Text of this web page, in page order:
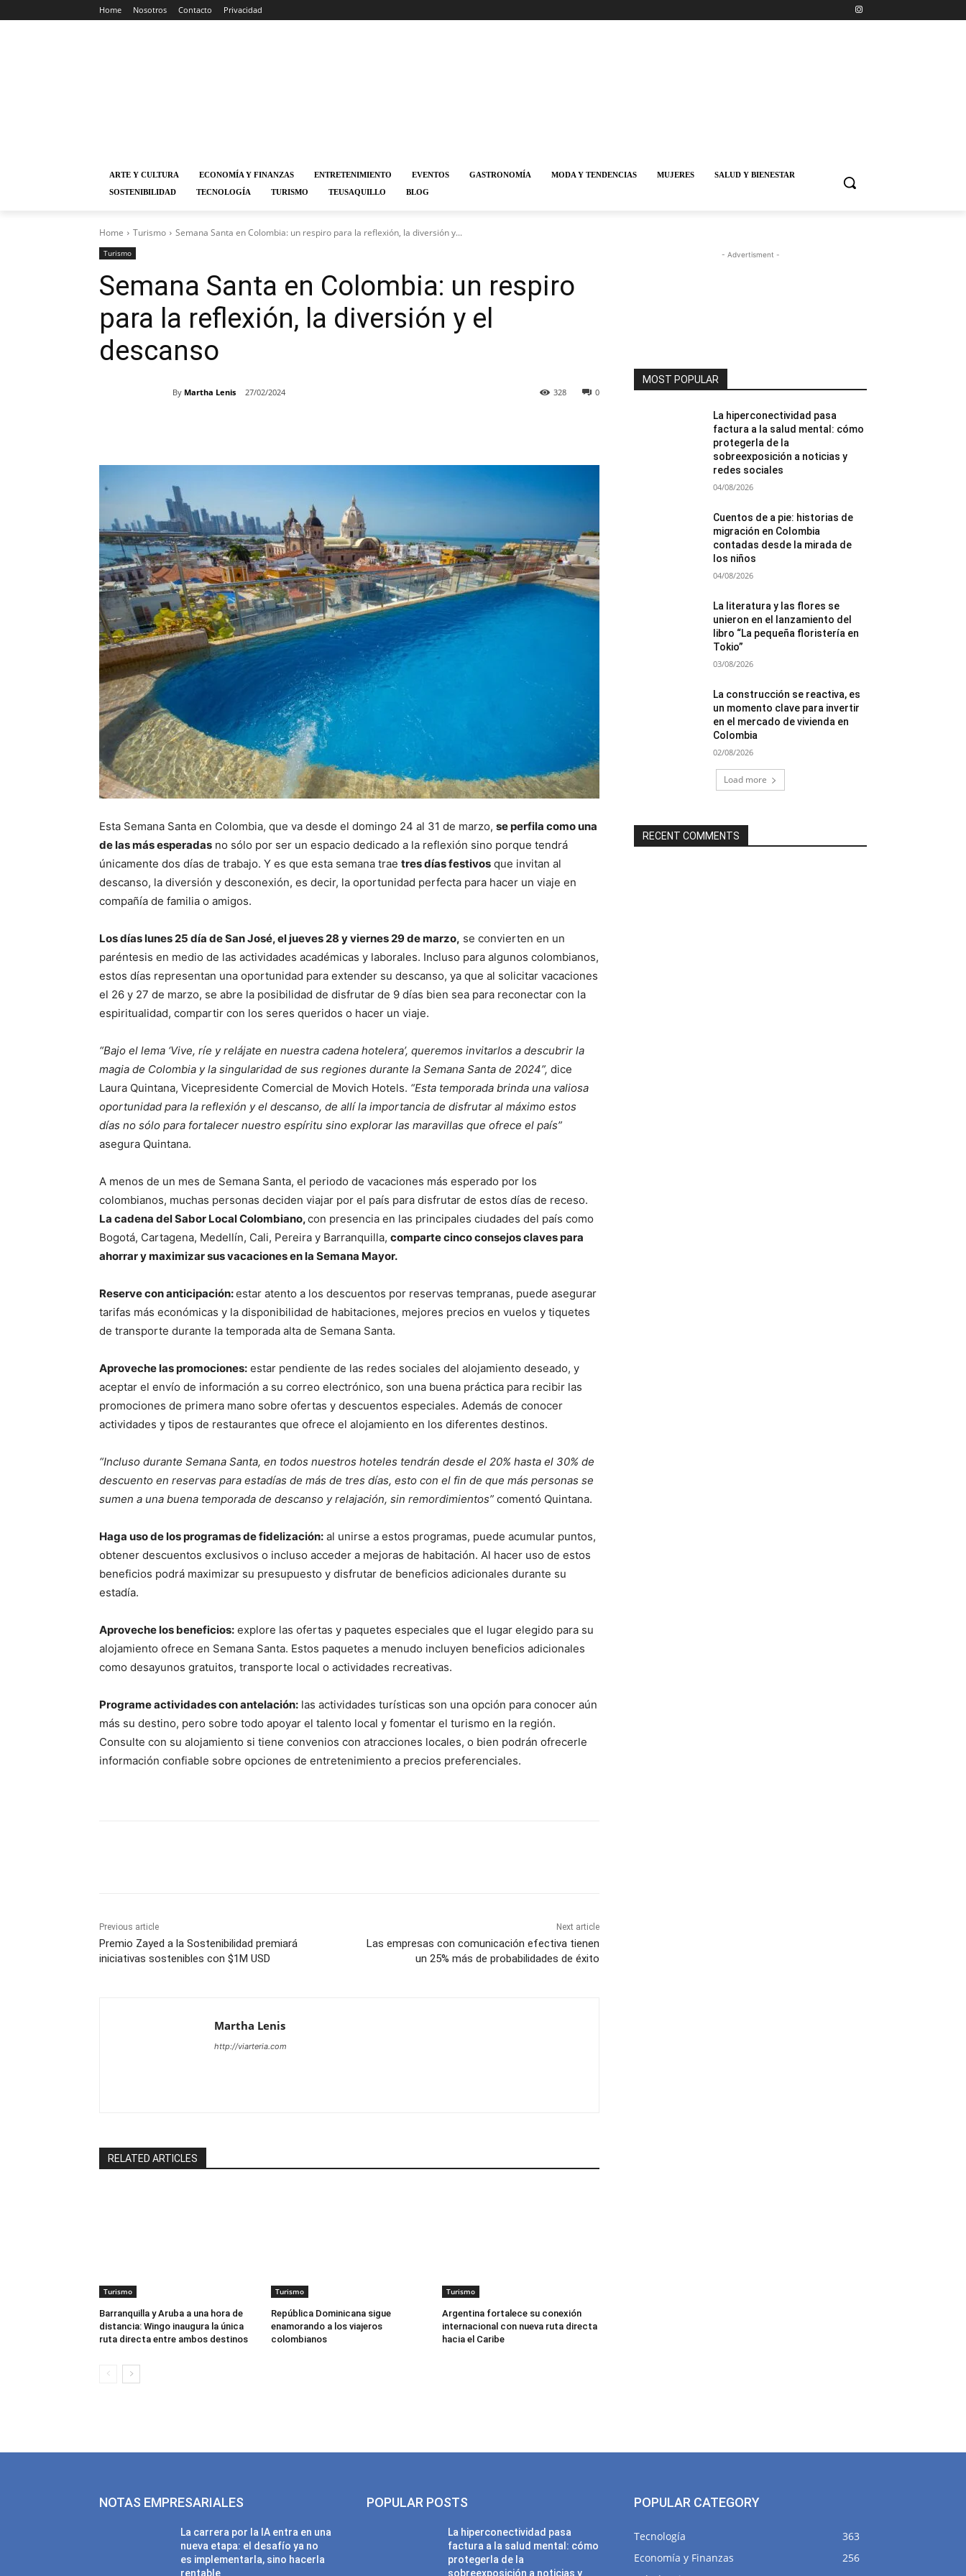
Home Nosotros Contacto Privacidad
ARTE Y CULTURA ECONOMÍA Y FINANZAS ENTRETENIMIENTO EVENTOS GASTRONOMÍA MODA Y TENDENCIAS MUJERES
SALUD Y BIENESTAR
SOSTENIBILIDAD
TECNOLOGÍA TURISMO TEUSAQUILLO BLOG
Home Turismo Semana Santa en Colombia: un respiro para la reflexión, la diversión y...
Turismo
Semana Santa en Colombia: un respiro
para la reflexión, la diversión y el
descanso
By Martha Lenis 27/02/2024 0
328
Esta Semana Santa en Colombia, que va desde el domingo 24 al 31 de marzo, se perfila como una
de las más esperadas no sólo por ser un espacio dedicado a la reflexión sino porque tendrá
únicamente dos días de trabajo. Y es que esta semana trae tres días festivos que invitan al
descanso, la diversión y desconexión, es decir, la oportunidad perfecta para hacer un viaje en
compañía de familia o amigos.
Los días lunes 25 día de San José, el jueves 28 y viernes 29 de marzo, se convierten en un
paréntesis en medio de las actividades académicas y laborales. Incluso para algunos colombianos,
estos días representan una oportunidad para extender su descanso, ya que al solicitar vacaciones
el 26 y 27 de marzo, se abre la posibilidad de disfrutar de 9 días bien sea para reconectar con la
espiritualidad, compartir con los seres queridos o hacer un viaje.
“Bajo el lema ‘Vive, ríe y relájate en nuestra cadena hotelera’, queremos invitarlos a descubrir la
magia de Colombia y la singularidad de sus regiones durante la Semana Santa de 2024”, dice
Laura Quintana, Vicepresidente Comercial de Movich Hotels. “Esta temporada brinda una valiosa
oportunidad para la reflexión y el descanso, de allí la importancia de disfrutar al máximo estos
días no sólo para fortalecer nuestro espíritu sino explorar las maravillas que ofrece el país”
asegura Quintana.
A menos de un mes de Semana Santa, el periodo de vacaciones más esperado por los
colombianos, muchas personas deciden viajar por el país para disfrutar de estos días de receso.
La cadena del Sabor Local Colombiano,con presencia en las principales ciudades del país como
Bogotá, Cartagena, Medellín, Cali, Pereira y Barranquilla, comparte cinco consejos claves para
ahorrar y maximizar sus vacaciones en la Semana Mayor.
Reserve con anticipación:estar atento a los descuentos por reservas tempranas, puede asegurar
tarifas más económicas y la disponibilidad de habitaciones, mejores precios en vuelos y tiquetes
de transporte durante la temporada alta de Semana Santa.
Aproveche las promociones: estar pendiente de las redes sociales del alojamiento deseado, y
aceptar el envío de información a su correo electrónico, son una buena práctica para recibir las
promociones de primera mano sobre ofertas y descuentos especiales. Además de conocer
actividades y tipos de restaurantes que ofrece el alojamiento en los diferentes destinos.
“Incluso durante Semana Santa, en todos nuestros hoteles tendrán desde el 20% hasta el 30% de
descuento en reservas para estadías de más de tres días, esto con el fin de que más personas se
sumen a una buena temporada de descanso y relajación, sin remordimientos” comentó Quintana.
Haga uso de los programas de fidelización: al unirse a estos programas, puede acumular puntos,
obtener descuentos exclusivos o incluso acceder a mejoras de habitación. Al hacer uso de estos
beneficios podrá maximizar su presupuesto y disfrutar de beneficios adicionales durante su
estadía.
Aproveche los beneficios: explore las ofertas y paquetes especiales que el lugar elegido para su
alojamiento ofrece en Semana Santa. Estos paquetes a menudo incluyen beneficios adicionales
como desayunos gratuitos, transporte local o actividades recreativas.
Programe actividades con antelación: las actividades turísticas son una opción para conocer aún
más su destino, pero sobre todo apoyar el talento local y fomentar el turismo en la región.
Consulte con su alojamiento si tiene convenios con atracciones locales, o bien podrán ofrecerle
información confiable sobre opciones de entretenimiento a precios preferenciales.
Previous article
Premio Zayed a la Sostenibilidad premiará
iniciativas sostenibles con $1M USD
Next article
Las empresas con comunicación efectiva tienen
un 25% más de probabilidades de éxito
Martha Lenis
http://viarteria.com
RELATED ARTICLES
Turismo
Barranquilla y Aruba a una hora de
distancia: Wingo inaugura la única
ruta directa entre ambos destinos
Turismo
República Dominicana sigue
enamorando a los viajeros
colombianos
Turismo
Argentina fortalece su conexión
internacional con nueva ruta directa
hacia el Caribe
- Advertisment -
MOST POPULAR
La hiperconectividad pasa
factura a la salud mental: cómo
protegerla de la
sobreexposición a noticias y
redes sociales
04/08/2026
Cuentos de a pie: historias de
migración en Colombia
contadas desde la mirada de
los niños
04/08/2026
La literatura y las flores se
unieron en el lanzamiento del
libro “La pequeña floristería en
Tokio”
03/08/2026
La construcción se reactiva, es
un momento clave para invertir
en el mercado de vivienda en
Colombia
02/08/2026
Load more
RECENT COMMENTS
NOTAS EMPRESARIALES
La carrera por la IA entra en una
nueva etapa: el desafío ya no
es implementarla, sino hacerla
rentable
POPULAR POSTS
La hiperconectividad pasa
factura a la salud mental: cómo
protegerla de la
sobreexposición a noticias y
POPULAR CATEGORY
Tecnología
363
Economía y Finanzas
256